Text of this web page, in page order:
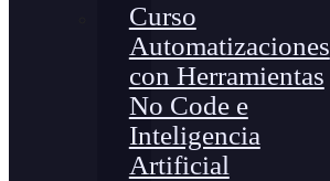
Curso
Automatizaciones
con Herramientas
No Code e
Inteligencia
Artificial